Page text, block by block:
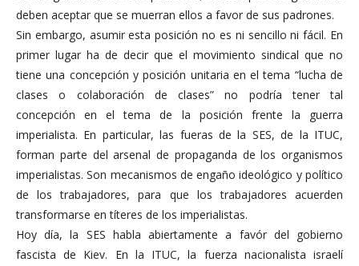
deben aceptar que se muerran ellos a favor de sus padrones.
Sin embargo, asumir esta posición no es ni sencillo ni fácil. En
primer lugar ha de decir que el movimiento sindical que no
tiene una concepción y posición unitaria en el tema “lucha de
clases o colaboración de clases” no podría tener tal
concepción en el tema de la posición frente la guerra
imperialista. En particular, las fueras de la SES, de la ITUC,
forman parte del arsenal de propaganda de los organismos
imperialistas. Son mecanismos de engaño ideológico y político
de los trabajadores, para que los trabajadores acuerden
transformarse en títeres de los imperialistas.
Hoy día, la SES habla abiertamente a favór del gobierno
fascista de Kiev. En la ITUC, la fuerza nacionalista israelí